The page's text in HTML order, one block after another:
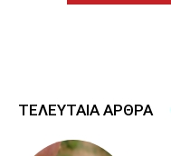
ΤΕΛΕΥΤΑΙΑ ΑΡΘΡΑ